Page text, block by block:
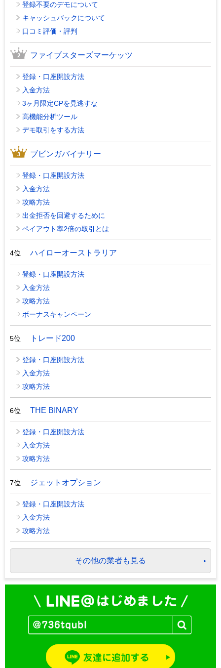
登録不要のデモについて
キャッシュバックについて
口コミ評価・評判
ファイブスターズマーケッツ
登録・口座開設方法
入金方法
3ヶ月限定CPを見逃すな
高機能分析ツール
デモ取引をする方法
ブビンガバイナリー
登録・口座開設方法
入金方法
攻略方法
出金拒否を回避するために
ペイアウト率2倍の取引とは
4位 ハイローオーストラリア
登録・口座開設方法
入金方法
攻略方法
ボーナスキャンペーン
5位 トレード200
登録・口座開設方法
入金方法
攻略方法
6位 THE BINARY
登録・口座開設方法
入金方法
攻略方法
7位 ジェットオプション
登録・口座開設方法
入金方法
攻略方法
その他の業者も見る